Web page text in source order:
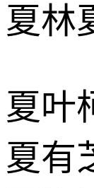
夏林
夏叶
夏有